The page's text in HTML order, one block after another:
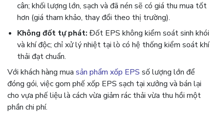
cân; khối lượng lớn, sạch và đã nén sẽ có giá thu mua tốt
hơn (giá tham khảo, thay đổi theo thị trường).
Không đốt tự phát: Đốt EPS không kiểm soát sinh khói
và khí độc; chỉ xử lý nhiệt tại lò có hệ thống kiểm soát khí
thải đạt chuẩn.
Với khách hàng mua sản phẩm xốp EPS số lượng lớn để
đóng gói, việc gom phế xốp EPS sạch tại xưởng và bán lại
cho vựa phế liệu là cách vừa giảm rác thải vừa thu hồi một
phần chi phí.